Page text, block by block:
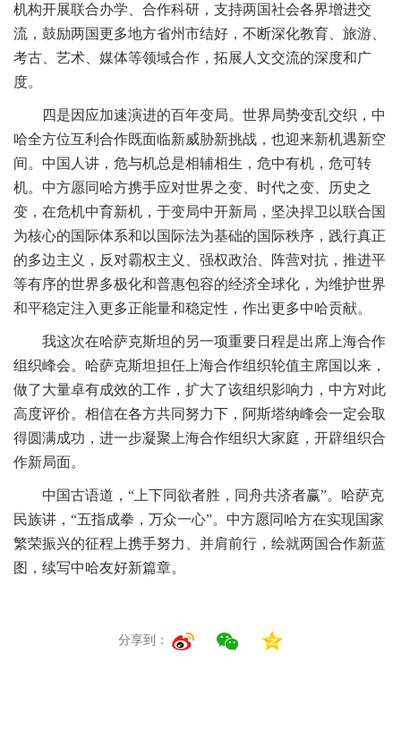
机构开展联合办学、合作科研，支持两国社会各界增进交
流，鼓励两国更多地方省州市结好，不断深化教育、旅游、
考古、艺术、媒体等领域合作，拓展人文交流的深度和广
度。
四是因应加速演进的百年变局。世界局势变乱交织，中
哈全方位互利合作既面临新威胁新挑战，也迎来新机遇新空
间。中国人讲，危与机总是相辅相生，危中有机，危可转
机。中方愿同哈方携手应对世界之变、时代之变、历史之
变，在危机中育新机，于变局中开新局，坚决捍卫以联合国
为核心的国际体系和以国际法为基础的国际秩序，践行真正
的多边主义，反对霸权主义、强权政治、阵营对抗，推进平
等有序的世界多极化和普惠包容的经济全球化，为维护世界
和平稳定注入更多正能量和稳定性，作出更多中哈贡献。
我这次在哈萨克斯坦的另一项重要日程是出席上海合作
组织峰会。哈萨克斯坦担任上海合作组织轮值主席国以来，
做了大量卓有成效的工作，扩大了该组织影响力，中方对此
高度评价。相信在各方共同努力下，阿斯塔纳峰会一定会取
得圆满成功，进一步凝聚上海合作组织大家庭，开辟组织合
作新局面。
中国古语道，“上下同欲者胜，同舟共济者赢”。哈萨克
民族讲，“五指成拳，万众一心”。中方愿同哈方在实现国家
繁荣振兴的征程上携手努力、并肩前行，绘就两国合作新蓝
图，续写中哈友好新篇章。
分享到：